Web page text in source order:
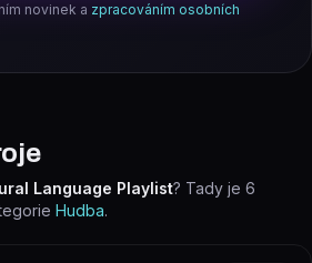
novinek a zpracováním osobních
Language Playlist? Tady je 6
Hudba.